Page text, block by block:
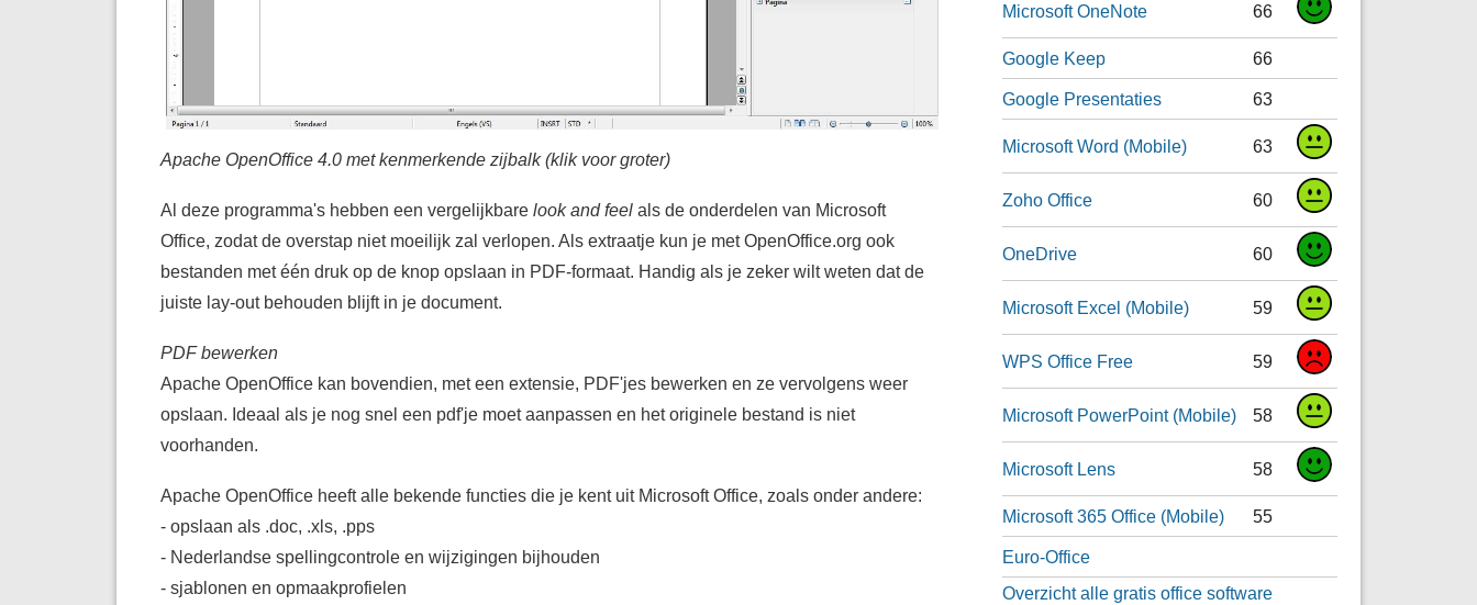
Apache OpenOffice 4.0 met kenmerkende zijbalk (klik voor groter)
Al deze programma's hebben een vergelijkbare look and feelals de onderdelen van Microsoft
Office, zodat de overstap niet moeilijk zal verlopen. Als extraatje kun je met OpenOffice.org ook
bestanden met één druk op de knop opslaan in PDF-formaat. Handig als je zeker wilt weten dat de
juiste lay-out behouden blijft in je document.
PDF bewerken
Apache OpenOffice kan bovendien, met een extensie, PDF'jes bewerken en ze vervolgens weer
opslaan. Ideaal als je nog snel een pdf'je moet aanpassen en het originele bestand is niet
voorhanden.
Apache OpenOffice heeft alle bekende functies die je kent uit Microsoft Office, zoals onder andere:
- opslaan als .doc, .xls, .pps
- Nederlandse spellingcontrole en wijzigingen bijhouden
- sjablonen en opmaakprofielen
Microsoft OneNote 66
Google Keep 66
Google Presentaties 63
Microsoft Word (Mobile) 63
Zoho Office 60
OneDrive 60
Microsoft Excel (Mobile) 59
WPS Office Free 59
Microsoft PowerPoint (Mobile) 58
Microsoft Lens 58
Microsoft 365 Office (Mobile) 55
Euro-Office
Overzicht alle gratis office software